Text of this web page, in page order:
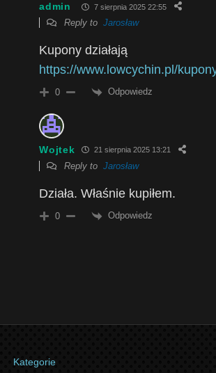
admin 7 sierpnia 2025 22:55
Reply toJarosław
Kupony działają
https://www.lowcychin.pl/
0 Odpowiedz
Wojtek 21 sierpnia 2025 13:21
Reply toJarosław
Działa. Właśnie kupiłem.
0 Odpowiedz
Kategorie